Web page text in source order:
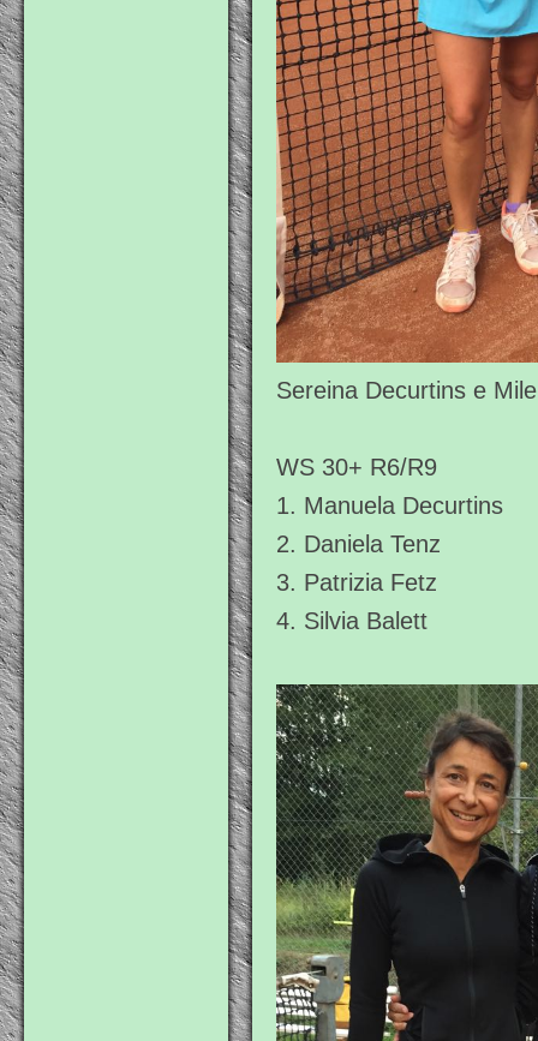
Sereina Decurtins e
WS 30+ R6/R9
1. Manuela Decurtins
2. Daniela Tenz
3. Patrizia Fetz
4. Silvia Balett